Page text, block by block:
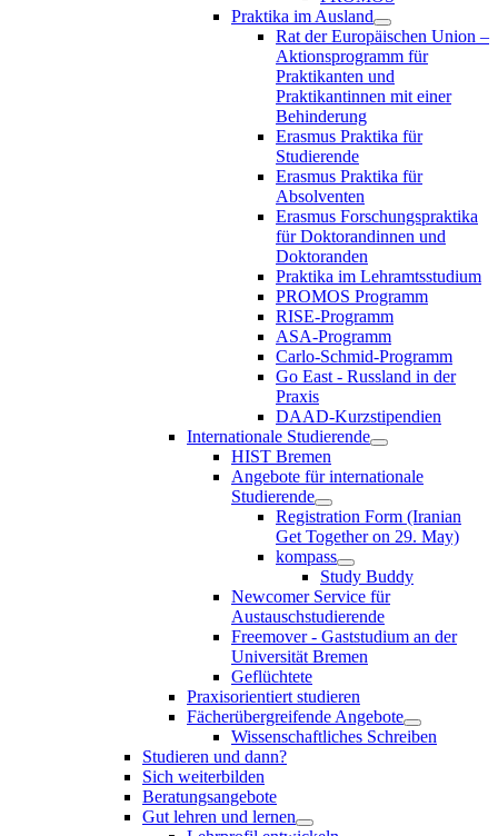
Praktika im Ausland
Rat der Europäischen Union –
Aktionsprogramm für
Praktikanten und
Praktikantinnen mit einer
Behinderung
Erasmus Praktika für
Studierende
Erasmus Praktika für
Absolventen
Erasmus Forschungspraktika
für Doktorandinnen und
Doktoranden
Praktika im Lehramtsstudium
PROMOS Programm
RISE-Programm
ASA-Programm
Carlo-Schmid-Programm
Go East - Russland in der
Praxis
DAAD-Kurzstipendien
Internationale Studierende
HIST Bremen
Angebote für internationale
Studierende
Registration Form (Iranian
Get Together on 29. May)
kompass
Study Buddy
Newcomer Service für
Austauschstudierende
Freemover - Gaststudium an der
Universität Bremen
Geflüchtete
Praxisorientiert studieren
Fächerübergreifende Angebote
Wissenschaftliches Schreiben
Studieren und dann?
Sich weiterbilden
Beratungsangebote
Gut lehren und lernen